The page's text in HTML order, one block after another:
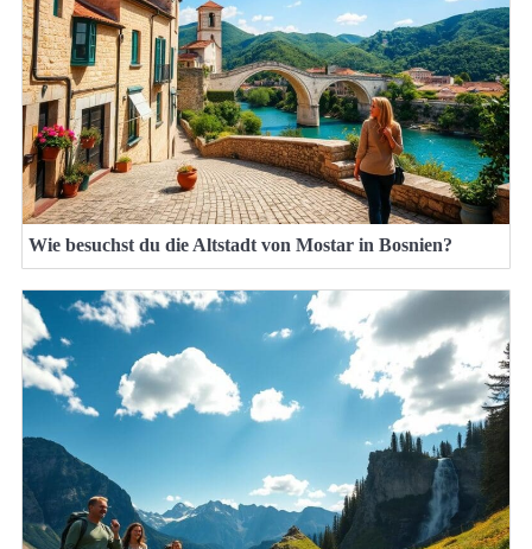
Wie besuchst du die Altstadt von Mostar in Bosnien?